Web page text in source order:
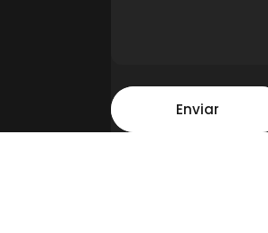
Mensaje
Enviar
Enviar